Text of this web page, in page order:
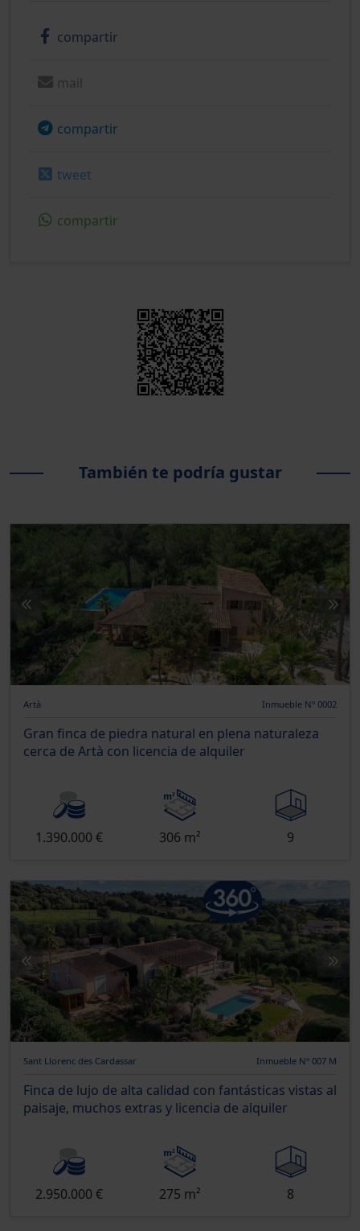
compartir
mail
compartir
tweet
compartir
También te podría gustar
Artà Inmueble Nº 0002
Gran finca de piedra natural en plena naturaleza
cerca de Artà con licencia de alquiler
1.390.000 € 306 m² 9
Sant Llorenc des Cardassar Inmueble Nº 007 M
Finca de lujo de alta calidad con fantásticas vistas al
paisaje, muchos extras y licencia de alquiler
2.950.000 € 275 m² 8